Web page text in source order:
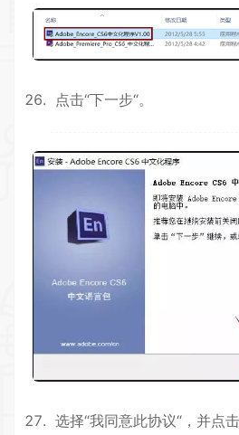
点击“下一步“。
选择“我同意此协议“，并点击